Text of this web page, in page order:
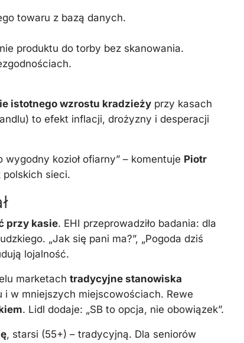
towaru z bazą danych.
produktu do torby bez skanowania.
istotnego wzrostu kradzieży przy kasach
to efekt inflacji, drożyzny i desperacji
kozioł ofiarny” – komentuje Piotr
polskich sieci.
przy kasie. EHI przeprowadziło badania: dla
„Jak się pani ma?”, „Pogoda dziś
lojalność.
marketach tradycyjne stanowiska
i w mniejszych miejscowościach. Rewe
. Lidl dodaje: „SB to opcja, nie obowiązek”.
, starsi (55+) – tradycyjną. Dla seniorów